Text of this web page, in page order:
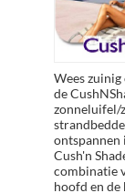
Wees zuinig
de
zonneluifel/
ontspannen
Cush'n
combinatie
hoofd en de